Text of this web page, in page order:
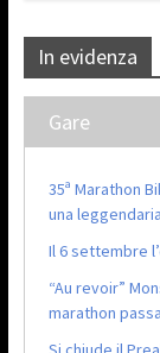
In evidenza
Gare
35ª Marathon
una
Il 6 settembre
“Au revoir”
marathon